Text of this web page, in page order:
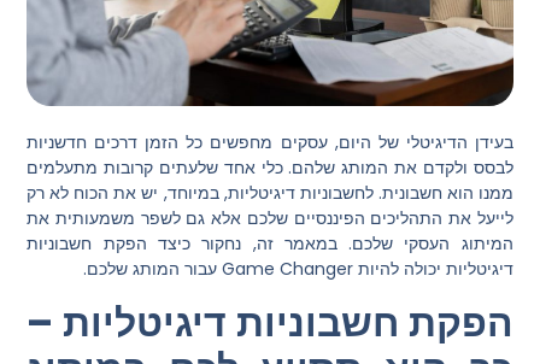
בעידן הדיגיטלי של היום, עסקים מחפשים כל הזמן דרכים חדשניות
לבסס ולקדם את המותג שלהם. כלי אחד שלעתים קרובות מתעלמים
ממנו הוא חשבונית. לחשבוניות דיגיטליות, במיוחד, יש את הכוח לא רק
לייעל את התהליכים הפיננסיים שלכם אלא גם לשפר משמעותית את
המיתוג העסקי שלכם. במאמר זה, נחקור כיצד הפקת חשבוניות
דיגיטליות יכולה להיות Game Changer עבור המותג שלכם.
הפקת חשבוניות דיגיטליות –